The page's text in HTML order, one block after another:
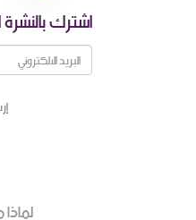
اشترك بالنشرة